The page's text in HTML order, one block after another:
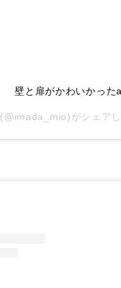
壁と扉がかわいかった
がシェア